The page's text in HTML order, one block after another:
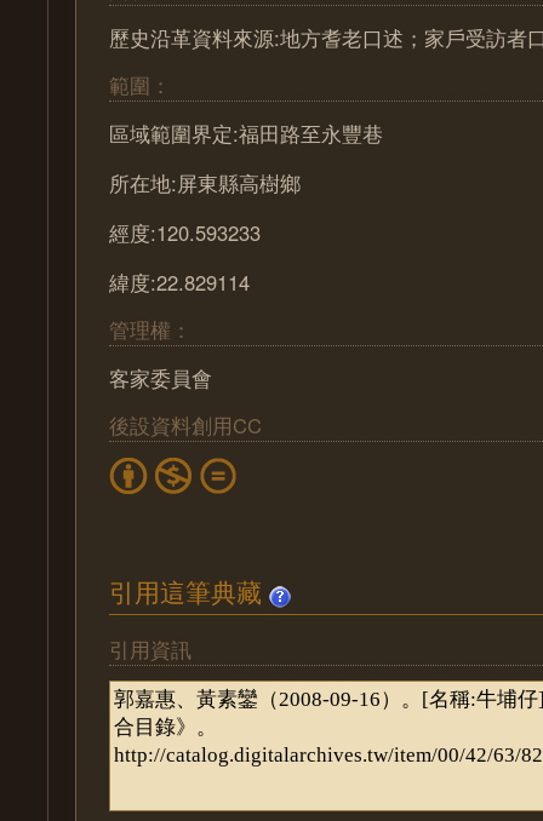
歷史沿革資料來源:地方耆老口述；家戶受訪者
範圍：
區域範圍界定:福田路至永豐巷
所在地:屏東縣高樹鄉
經度:120.593233
緯度:22.829114
管理權：
客家委員會
後設資料創用CC
引用這筆典藏
引用資訊